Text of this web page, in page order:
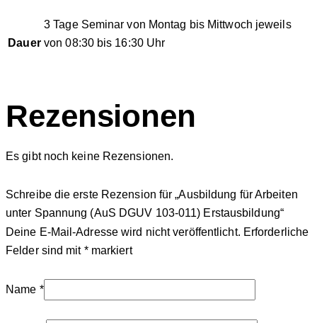
Dauer
3 Tage Seminar von Montag bis Mittwoch jeweils
von 08:30 bis 16:30 Uhr
Rezensionen
Es gibt noch keine Rezensionen.
Schreibe die erste Rezension für „Ausbildung für Arbeiten
unter Spannung (AuS DGUV 103-011) Erstausbildung“
Deine E-Mail-Adresse wird nicht veröffentlicht. Erforderliche
Felder sind mit *markiert
Name *